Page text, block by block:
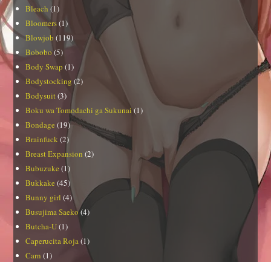
Bleach (1)
Bloomers(1)
Blowjob (119)
Bobobo (5)
Body Swap (1)
Bodystocking (2)
Bodysuit(3)
Boku wa Tomodachi ga Sukunai(1)
Bondage (19)
Brainfuck (2)
Breast Expansion (2)
Bubuzuke (1)
Bukkake (45)
Bunny girl (4)
Busujima Saeko(4)
Butcha-U(1)
Caperucita Roja(1)
Carn (1)